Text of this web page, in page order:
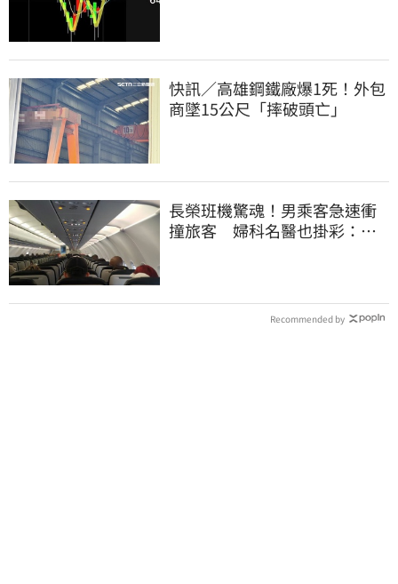
快訊／高雄鋼鐵廠爆1死！外包
商墜15公尺「摔破頭亡」
長榮班機驚魂！男乘客急速衝
撞旅客 婦科名醫也掛彩：全
Recommended by